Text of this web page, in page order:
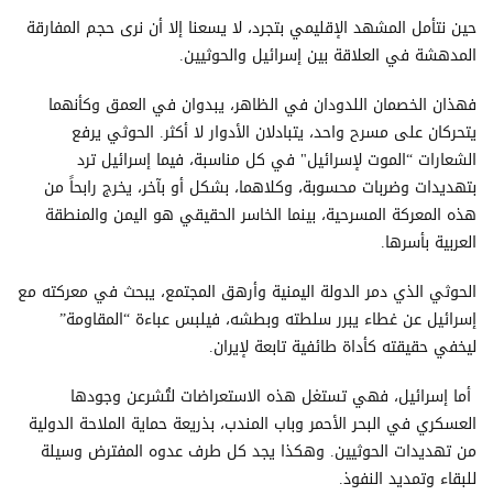
حين نتأمل المشهد الإقليمي بتجرد، لا يسعنا إلا أن نرى حجم المفارقة
المدهشة في العلاقة بين إسرائيل والحوثيين.
فهذان الخصمان اللدودان في الظاهر، يبدوان في العمق وكأنهما
يتحركان على مسرح واحد، يتبادلان الأدوار لا أكثر. الحوثي يرفع
الشعارات “الموت لإسرائيل" في كل مناسبة، فيما إسرائيل ترد
بتهديدات وضربات محسوبة، وكلاهما، بشكل أو بآخر، يخرج رابحاً من
هذه المعركة المسرحية، بينما الخاسر الحقيقي هو اليمن والمنطقة
العربية بأسرها.
الحوثي الذي دمر الدولة اليمنية وأرهق المجتمع، يبحث في معركته مع
إسرائيل عن غطاء يبرر سلطته وبطشه، فيلبس عباءة “المقاومة”
ليخفي حقيقته كأداة طائفية تابعة لإيران.
أما إسرائيل، فهي تستغل هذه الاستعراضات لتُشرعن وجودها
العسكري في البحر الأحمر وباب المندب، بذريعة حماية الملاحة الدولية
من تهديدات الحوثيين. وهكذا يجد كل طرف عدوه المفترض وسيلة
للبقاء وتمديد النفوذ.